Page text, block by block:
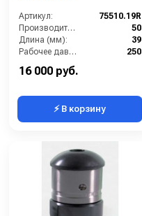
Артикул:
75510.19R
Производительность (л/мин):
50
Длина (мм):
39
Рабочее давление (бар):
250
16 000 руб.
⚡ В корзину